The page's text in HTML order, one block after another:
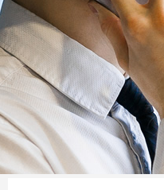
管理有限公
司/